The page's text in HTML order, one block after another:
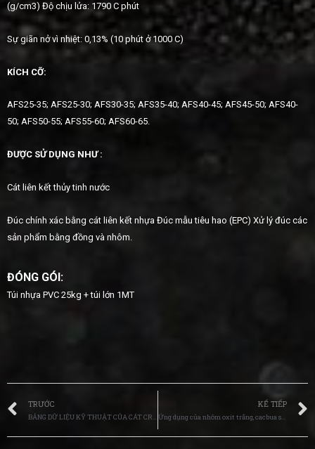
(g/cm3) Độ chịu lửa: 1790 C phút
Sự giãn nở vì nhiệt: 0,13% (10 phút ở 1000 C)
KÍCH CỠ:
AFS25-35; AFS25-30; AFS30-35; AFS35-40; AFS40-45; AFS45-50; AFS40-
50; AFS50-55; AFS55-60; AFS60-65.
ĐƯỢC SỬ DỤNG NHƯ:
Cát liên kết thủy tinh nước
Đúc chính xác bằng cát liên kết nhựa Đúc mẫu tiêu hao (EPC) Xử lý đúc các
sản phẩm bằng đồng và nhôm.
ĐÓNG GÓI:
Túi nhựa PVC 25kg + túi lớn 1MT
TRƯỚC
BẢNG DỮ LIỆU KỸ THUẬT CỦA CÁT CROMIT
KẾ TIẾP
Ứng dụng của nhôm oxit trắng, cacbua silic xanh, cacbua silic đen và hạt gốm trong lớp phủ chống mài mòn